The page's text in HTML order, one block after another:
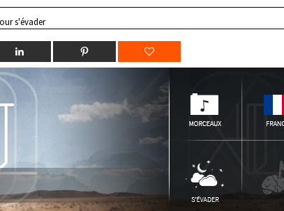
s'évader